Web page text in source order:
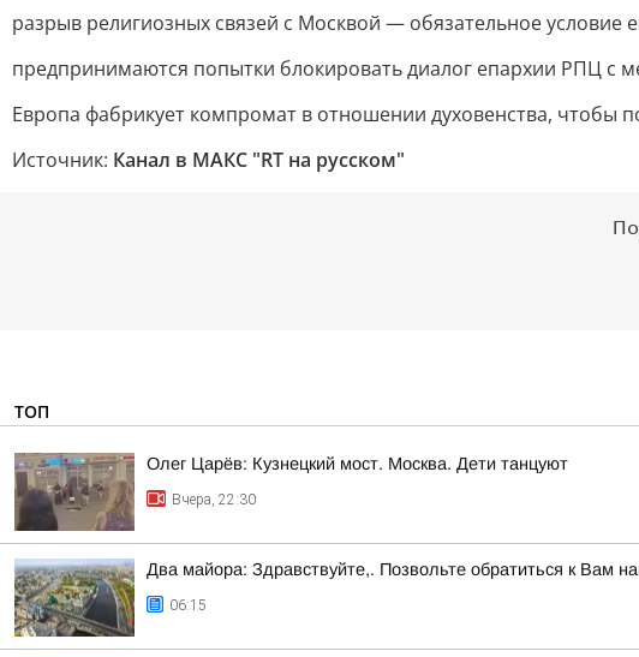
разрыв религиозных связей с Москвой — обязательное условие
предпринимаются попытки блокировать диалог епархии РПЦ с
Европа фабрикует компромат в отношении духовенства, чтобы
Источник: Канал в МАКС "RT на русском"
ТОП
Олег Царёв: Кузнецкий мост. Москва. Дети танцуют
Вчера, 22:30
Два майора: Здравствуйте,. Позвольте обратиться к Вам
06:15